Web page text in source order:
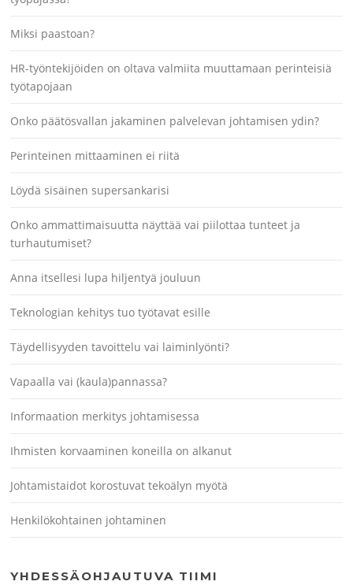
Miksi paastoan?
HR-työntekijöiden on oltava valmiita muuttamaan perinteisiä
työtapojaan
Onko päätösvallan jakaminen palvelevan johtamisen ydin?
Perinteinen mittaaminen ei riitä
Löydä sisäinen supersankarisi
Onko ammattimaisuutta näyttää vai piilottaa tunteet ja
turhautumiset?
Anna itsellesi lupa hiljentyä jouluun
Teknologian kehitys tuo työtavat esille
Täydellisyyden tavoittelu vai laiminlyönti?
Vapaalla vai (kaula)pannassa?
Informaation merkitys johtamisessa
Ihmisten korvaaminen koneilla on alkanut
Johtamistaidot korostuvat tekoälyn myötä
Henkilökohtainen johtaminen
YHDESSÄOHJAUTUVA TIIMI